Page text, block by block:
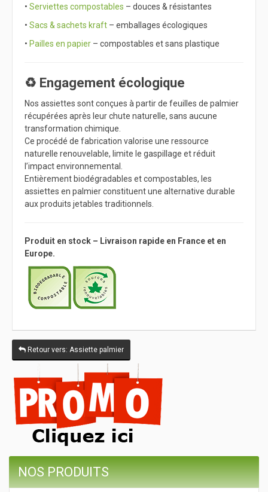
• Serviettes compostables – douces & résistantes
• Sacs & sachets kraft – emballages écologiques
• Pailles en papier – compostables et sans plastique
♻️ Engagement écologique
Nos assiettes sont conçues à partir de feuilles de palmier
récupérées après leur chute naturelle, sans aucune
transformation chimique.
Ce procédé de fabrication valorise une ressource
naturelle renouvelable, limite le gaspillage et réduit
l’impact environnemental.
Entièrement biodégradables et compostables, les
assiettes en palmier constituent une alternative durable
aux produits jetables traditionnels.
Produit en stock – Livraison rapide en France et en
Europe.
Retour vers: Assiette palmier
NOS PRODUITS